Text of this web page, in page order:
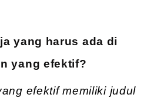
yang harus ada di
yang efektif?
efektif memiliki judul